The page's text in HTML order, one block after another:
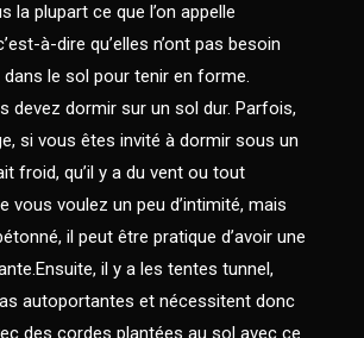
la plupart ce que l’on appelle
à-dire qu’elles n’ont pas besoin
dans le sol pour tenir en forme.
devez dormir sur un sol dur. Parfois,
si vous êtes invité à dormir sous un
froid, qu’il y a du vent ou tout
vous voulez un peu d’intimité, mais
il peut être pratique d’avoir une
il y a les tentes tunnel,
autoportantes et nécessitent donc
des cordes plantées au sol avec ce